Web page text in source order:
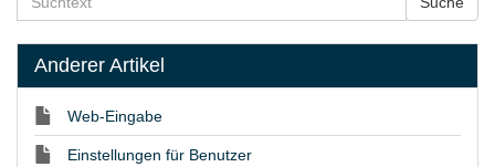
Anderer Artikel
Web-Eingabe
Einstellungen für Benutzer